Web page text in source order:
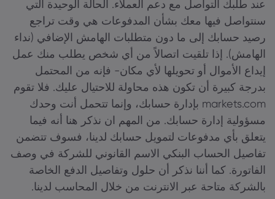
عند طلبك التواصل مع دعم العملاء. الحالة الوحيدة التي
سنتواصل فيها معك بشأن المدفوعات هي وقت تراجع
رصيد حسابك إلى ما دون متطلبات الهامش الإضافي (نداء
الهامش). إذا تلقيت اتصالاً من أي شخص يطلب منك عمل
إيداع الأموال أو تحويلها لأي مكان- فإنه من المحتمل
بدرجة كبيرة أن تكون هذه محاولة للاحتيال عليك. فلا تقوم
markets.com بإدارة حسابك، وإنما تتحمل أنت وحدك
مسؤولية إدارة حسابك. من المهم ان نذكر هنا أنه فيما
يتعلق بأي مدفوعات لتمويل حسابك لدينا، فسوف تتضمن
تفاصيل الحساب البنكي الاسم القانوني للشركة في وصف
الفاتورة. كما أننا نذكر أن حلول وتفاصيل الدفع الخاصة
بالشركة متاحة عبر الانترنت من خلال المحاسب لدينا.